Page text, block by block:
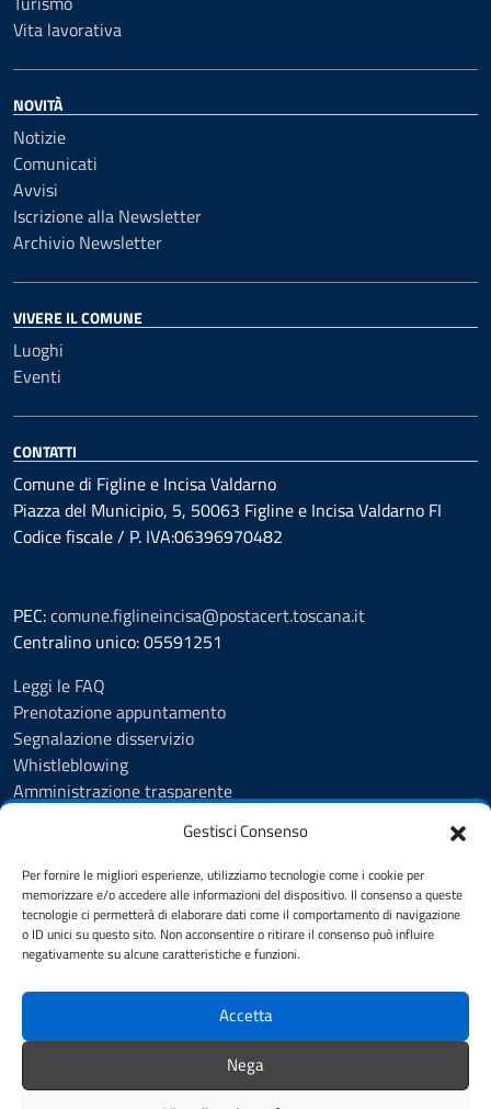
Gestisci Consenso
Per fornire le migliori esperienze, utilizziamo tecnologie come i cookie per
memorizzare e/o accedere alle informazioni del dispositivo. Il consenso a queste
tecnologie ci permetterà di elaborare dati come il comportamento di navigazione
o ID unici su questo sito. Non acconsentire o ritirare il consenso può influire
negativamente su alcune caratteristiche e funzioni.
Accetta
Nega
Vita lavorativa
NOVITÀ
Notizie
Comunicati
Avvisi
Iscrizione alla Newsletter
Archivio Newsletter
VIVERE IL COMUNE
Luoghi
Eventi
CONTATTI
Comune di Figline e Incisa Valdarno
Piazza del Municipio, 5, 50063 Figline e Incisa Valdarno FI
Codice fiscale / P. IVA:06396970482
PEC:comune.figlineincisa@postacert.toscana.it
Centralino unico: 05591251
Leggi le FAQ
Prenotazione appuntamento
Segnalazione disservizio
Whistleblowing
Amministrazione trasparente
Albo Pretorio
Cookie Policy
Informativa privacy
Dichiarazione di accessibilità
SEGUICI SU
Facebook Instagram YouTube